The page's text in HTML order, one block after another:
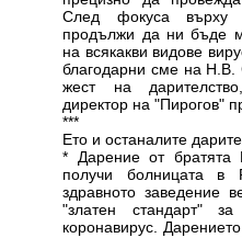
След фокуса върху
продължи да ни бъде
на всякакви видове
благодарни сме на Н.В.
жест на
директор на "Пирогов"
***
Ето и останалите
* Дарение от братята
получи болницата в
здравното заведение
"златен стандарт"
коронавирус.